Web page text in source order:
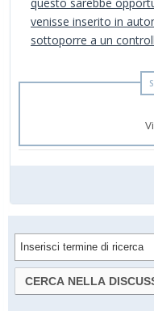
venisse inserito in
sottoporre a un